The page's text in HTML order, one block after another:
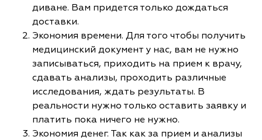
диване. Вам придется только дождаться
доставки.
Экономия времени. Для того чтобы получить
медицинский документ у нас, вам не нужно
записываться, приходить на прием к врачу,
сдавать анализы, проходить различные
исследования, ждать результаты. В
реальности нужно только оставить заявку и
платить пока ничего не нужно.
Экономия денег. Так как за прием и анализы